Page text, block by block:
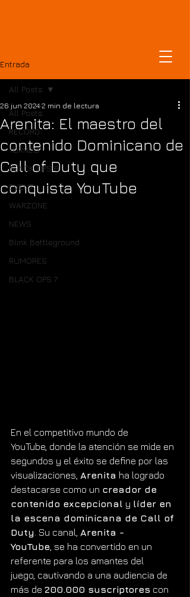
Entrada
All Posts
RECORD
TORNEO
BLACK OPS 6
EVENT
WARZONE
NEWS
Blink Battleground
RUMORES
BLACK OPS 7
All Posts
Arenita: El maestro del
contenido Dominicano de
Call of Duty que
conquista YouTube
26 jun 2024 2 min de lectura
En el competitivo mundo de
YouTube, donde la atención se mide en
segundos y el éxito se define por las
visualizaciones, Arenita ha logrado
destacarse como un creador de
contenido excepcional y líder en
la escena dominicana de Call of
Duty . Su canal, Arenita -
YouTube , se ha convertido en un
referente para los amantes del
juego, cautivando a una audiencia de
más de 200.000 suscriptores con